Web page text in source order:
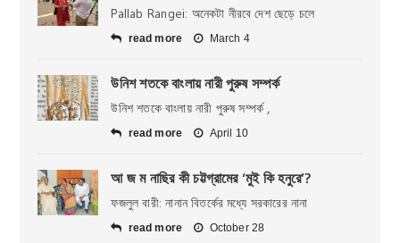
Pallab Rangei: অনেকটা নীরবে দেশ ছেড়ে চলে
read more March 4
উনিশ শতকে বাংলায় নারী পুরুষ সম্পর্ক
উনিশ শতকে বাংলায় নারী পুরুষ সম্পর্ক ,
read more April 10
আ জ ম নাছির কী চট্টগ্রামের ‘মুই কি হনুরে’?
ফজলুল বারী: নানান বিতর্কের মধ্যে সরকারের নানা
read more October 28